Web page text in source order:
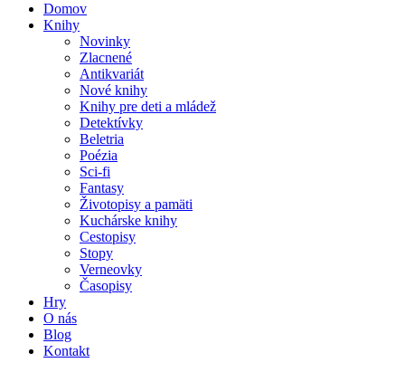
Domov
Knihy
Novinky
Zlacnené
Antikvariát
Nové knihy
Knihy pre deti a mládež
Detektívky
Beletria
Poézia
Sci-fi
Fantasy
Životopisy a pamäti
Kuchárske knihy
Cestopisy
Stopy
Verneovky
Časopisy
Hry
O nás
Blog
Kontakt